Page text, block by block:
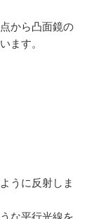
から凸面鏡の
ます。
うに反射しま
な平行光線を